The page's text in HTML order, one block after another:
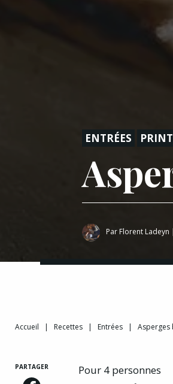
ENTRÉES
Par Florent Ladeyn
Accueil | Recettes | Entrées | Asperges
PARTAGER Pour 4 personnes